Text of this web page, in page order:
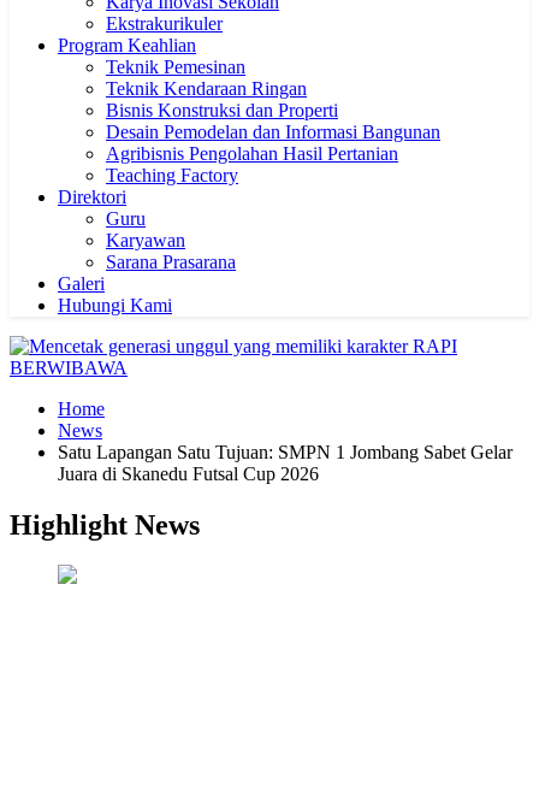
Ekstrakurikuler
Program Keahlian
Teknik Pemesinan
Teknik Kendaraan Ringan
Bisnis Konstruksi dan Properti
Desain Pemodelan dan Informasi Bangunan
Agribisnis Pengolahan Hasil Pertanian
Teaching Factory
Direktori
Guru
Karyawan
Sarana Prasarana
Galeri
Hubungi Kami
Home
News
Satu Lapangan Satu Tujuan: SMPN 1 Jombang Sabet Gelar
Juara di Skanedu Futsal Cup 2026
Highlight News